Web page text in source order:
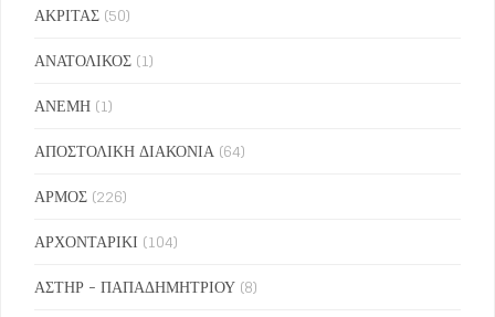
ΑΚΡΙΤΑΣ (50)
ΑΝΑΤΟΛΙΚΟΣ (1)
ΑΝΕΜΗ (1)
ΑΠΟΣΤΟΛΙΚΗ ΔΙΑΚΟΝΙΑ (64)
ΑΡΜΟΣ (226)
ΑΡΧΟΝΤΑΡΙΚΙ (104)
ΑΣΤΗΡ - ΠΑΠΑΔΗΜΗΤΡΙΟΥ (8)